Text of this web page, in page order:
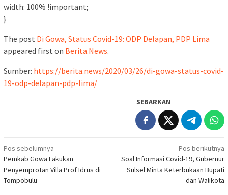
width: 100% !important;
}
The post Di Gowa, Status Covid-19: ODP Delapan, PDP Lima
appeared first on Berita.News.
Sumber: https://berita.news/2020/03/26/di-gowa-status-covid-
19-odp-delapan-pdp-lima/
SEBARKAN
Navigasi
pos
Pos sebelumnya
Pemkab Gowa Lakukan
Penyemprotan Villa Prof Idrus di
Tompobulu
Pos berikutnya
Soal Informasi Covid-19, Gubernur
Sulsel Minta Keterbukaan Bupati
dan Walikota